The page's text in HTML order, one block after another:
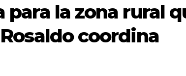
la zona rural
coordina